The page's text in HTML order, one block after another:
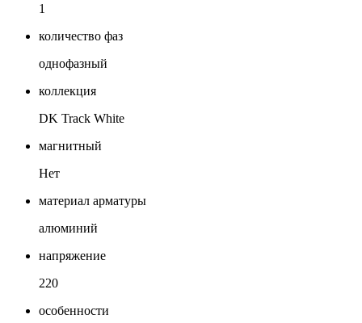
1
количество фаз
однофазный
коллекция
DK Track White
магнитный
Нет
материал арматуры
алюминий
напряжение
220
особенности